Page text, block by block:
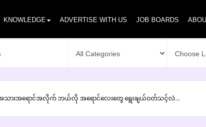
KNOWLEDGE ADVERTISE WITH US JOB BOARDS
ားအရောင်အလိုက် ဘယ်လို အရောင်လေးတွေ ရွေးချယ်ဝတ်သင့်လဲ...